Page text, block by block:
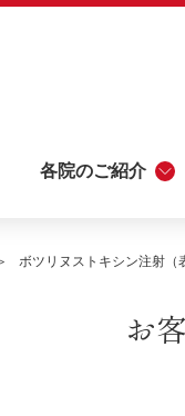
各院のご紹介
ボツリヌストキシン注射（
お